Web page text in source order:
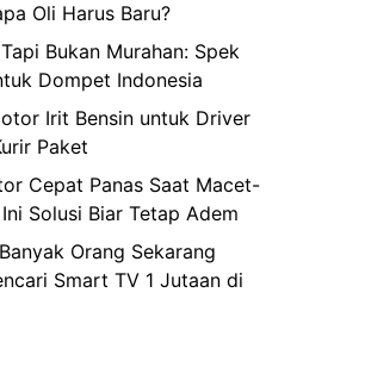
Oli Harus Baru?
Bukan Murahan: Spek
Dompet Indonesia
Irit Bensin untuk Driver
Paket
Cepat Panas Saat Macet-
Solusi Biar Tetap Adem
Orang Sekarang
Smart TV 1 Jutaan di